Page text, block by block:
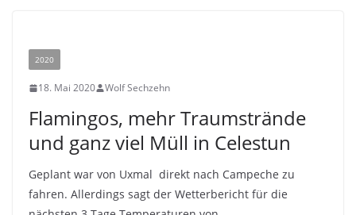
2020
18. Mai 2020 Wolf Sechzehn
Flamingos, mehr Traumstrände
und ganz viel Müll in Celestun
Geplant war von Uxmal direkt nach Campeche zu
fahren. Allerdings sagt der Wetterbericht für die